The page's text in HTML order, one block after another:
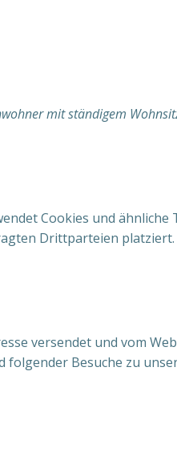
mit ständigem
Cookies und
Drittparteien
versendet und vom
Besuche zu